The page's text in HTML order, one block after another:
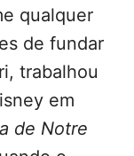
qualquer
de fundar
trabalhou
em
de Notre